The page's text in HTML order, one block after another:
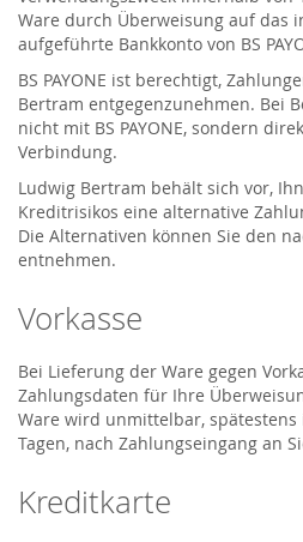
Ware durch Überweisung auf das
aufgeführte Bankkonto von BS
BS PAYONE ist berechtigt,
Bertram entgegenzunehmen. Bei
nicht mit BS PAYONE, sondern
Verbindung.
Ludwig Bertram behält sich vor,
Kreditrisikos eine alternative
Die Alternativen können Sie den
entnehmen.
Vorkasse
Bei Lieferung der Ware gegen
Zahlungsdaten für Ihre
Ware wird unmittelbar,
Tagen, nach Zahlungseingang an
Kreditkarte